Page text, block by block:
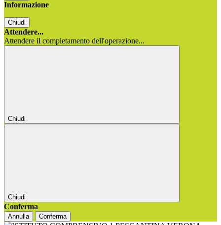
Informazione
Chiudi
Attendere...
Attendere il completamento dell'operazione...
Chiudi
Chiudi
Conferma
Annulla Conferma